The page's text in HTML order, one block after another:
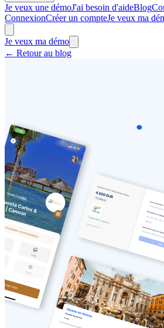
Je veux une démoJ'ai besoin d'aideBlog
ConnexionCréer un compteJe veux ma
Je veux ma démo
← Retour au blog